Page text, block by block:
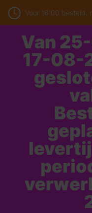
Voor 16:00 besteld,
Van
17-08-